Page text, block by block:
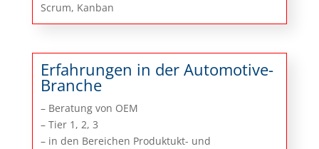
Scrum, Kanban
Erfahrungen in der Automotive-
Branche
– Beratung von OEM
– Tier 1, 2, 3
– in den Bereichen Produktukt- und